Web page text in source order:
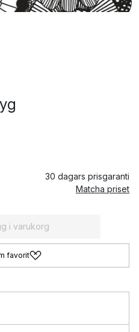
30 dagars prisgaranti
Matcha priset
i varukorg
favorit